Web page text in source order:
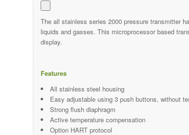
The all stainless series 2000 pressure transmitter
liquids and gasses. This microprocessor based
display.
Features
All stainless steel housing
Easy adjustable using 3 push buttons, without
Strong flush diaphragm
Active temperature compensation
Option HART protocol